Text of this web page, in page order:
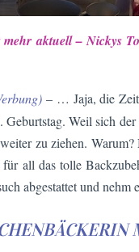
aktuell – Nickys
– … Jaja, die
Geburtstag. Weil sich
zu ziehen.
all das tolle
abgestattet und